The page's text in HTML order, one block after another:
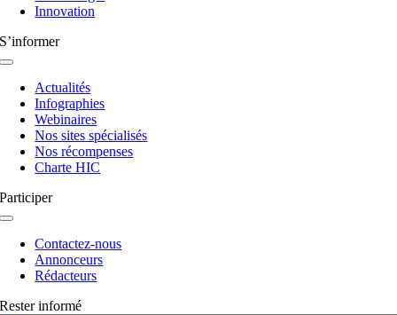
Innovation
S’informer
Navigation
basculeActualités
Infographies
Webinaires
Nos sites spécialisés
Nos récompenses
Charte HIC
Participer
Navigation
basculeContactez-nous
Annonceurs
Rédacteurs
Rester informé